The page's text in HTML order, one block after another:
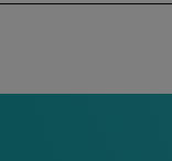
navigation
content
Nursing